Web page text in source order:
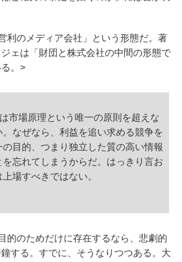
利のメディア会社」という形態だ。著
ェは「財団と株式会社の中間の形態で
。>
市場原理という唯一の原則を超えな
。なぜなら、利益を追い求める競争を
目的、つまり独立した質の高い情報
を忘れてしまうからだ。はっきり言お
場すべきではない。
的のためだけに存在するなら、悲劇的
する。すでに、そうなりつつある。大